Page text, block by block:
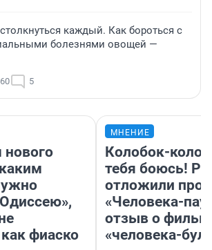
каждый. Как бороться с
болезнями овощей —
5
фиаско
МНЕНИЕ
Колобок-
тебя боюсь!
отложили
«Человека-
отзыв о
«человека-